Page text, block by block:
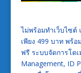
ไม่พร้อมทำเว็บไซต์
เพียง 499 บาท พร้
ฟรี ระบบจัดการโด
Management, ID